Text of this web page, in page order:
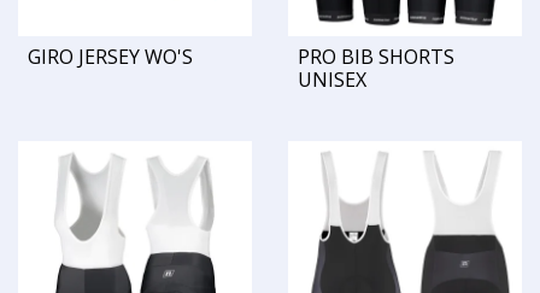
GIRO JERSEY WO'S
PRO BIB SHORTS
UNISEX